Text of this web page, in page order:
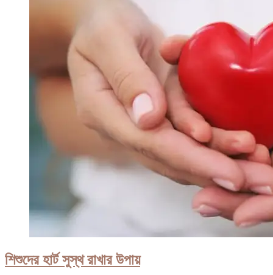
শিশুদের হার্ট সুস্থ রাখার উপায়